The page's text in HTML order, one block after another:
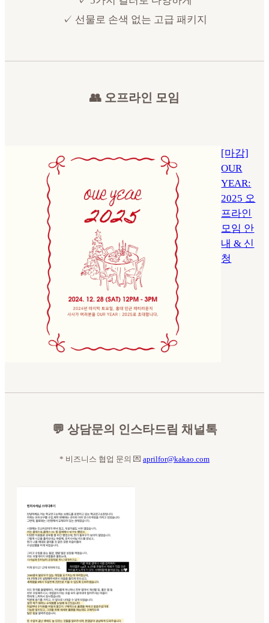
✓ 선물로 손색 없는 고급 패키지
👥 오프라인 모임
[마감]
OUR
YEAR:
2025 오
프라인
모임 안
내 & 신
청
💬 상담문의 인스타드림 채널톡
* 비즈니스 협업 문의 💌 aprilfor@kakao.com